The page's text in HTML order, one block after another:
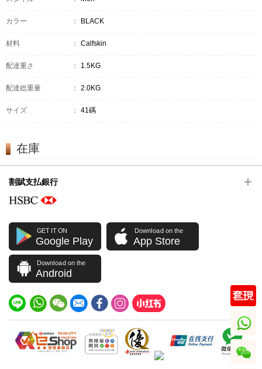
カラー ： BLACK
材料 ： Calfskin
配達重さ ： 1.5KG
配達総重量 ： 2.0KG
サイズ ： 41碼
在庫
割賦支払銀行
GET IT ON
Google Play
Download on the
App Store
Download on the
Android